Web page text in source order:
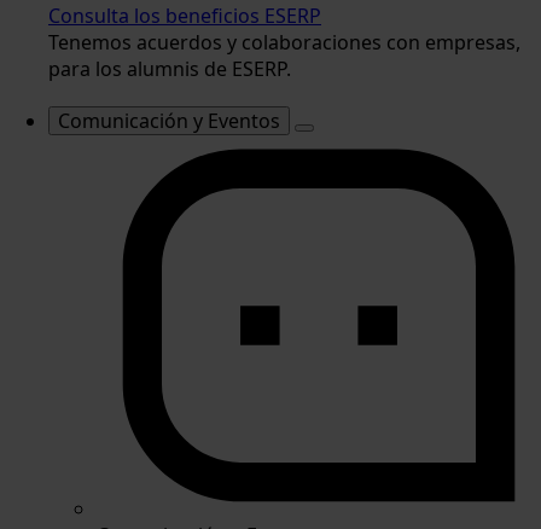
Consulta los beneficios ESERP
Tenemos acuerdos y colaboraciones con empresas,
para los alumnis de ESERP.
Comunicación y Eventos